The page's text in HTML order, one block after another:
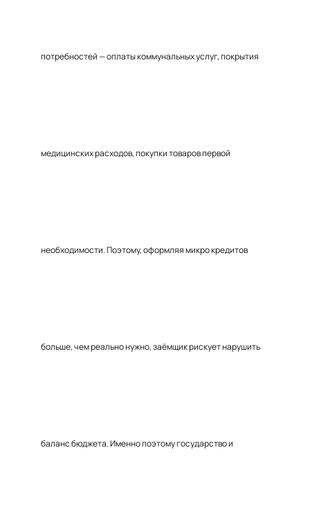
потребностей — оплаты коммунальных услуг, покрытия
медицинских расходов, покупки товаров первой
необходимости. Поэтому, оформляя микро кредитов
больше, чем реально нужно, заёмщик рискует нарушить
баланс бюджета. Именно поэтому государство и